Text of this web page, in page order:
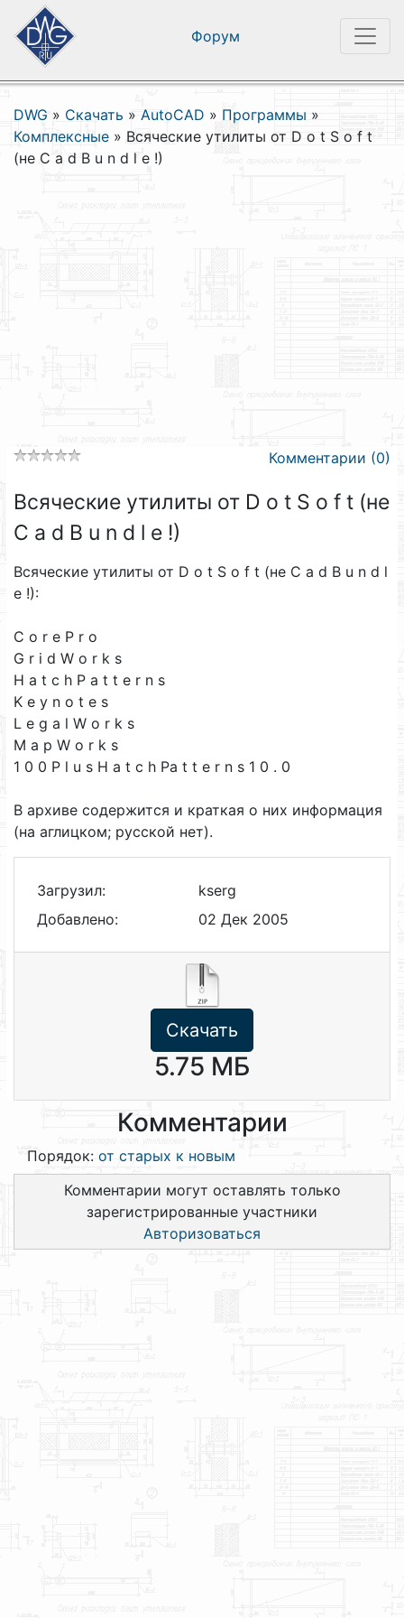
Форум
DWG » Скачать » AutoCAD » Программы »
Комплексные » Всяческие утилиты от D o t S o f t
(не C a d B u n d l e !)
Комментарии (0)
Всяческие утилиты от D o t S o f t (не
C a d B u n d l e !)
Всяческие утилиты от D o t S o f t (не C a d B u n d l
e !):
C o r e P r o
G r i d W o r k s
H a t c h P a t t e r n s
K e y n o t e s
L e g a l W o r k s
M a p W o r k s
1 0 0 P l u s H a t c h Pa t t e r n s 1 0 . 0
В архиве содержится и краткая о них информация
(на аглицком; русской нет).
Загрузил:
kserg
Добавлено:
02 Дек 2005
Скачать
5.75 МБ
Комментарии
Порядок: от старых к новым
Комментарии могут оставлять только
зарегистрированные участники
Авторизоваться